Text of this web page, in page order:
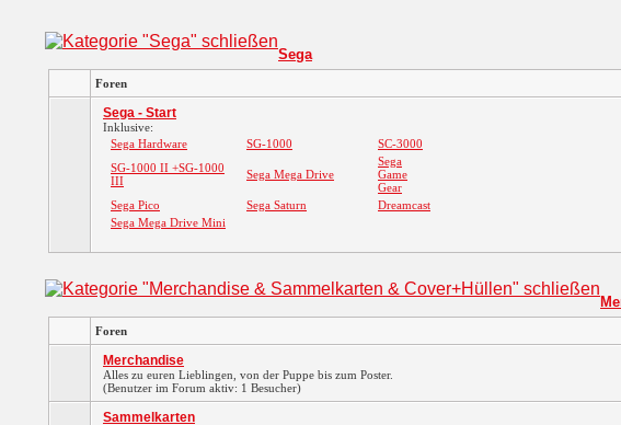
Sega
Foren
Sega - Start
Inklusive:
Sega Hardware
SG-1000
SC-3000
SG-1000 II +SG-1000
III
Sega Mega Drive
Sega
Game
Gear
Sega Pico
Sega Saturn
Dreamcast
Sega Mega Drive Mini
Foren
Merchandise
Alles zu euren Lieblingen, von der Puppe bis zum Poster.
(Benutzer im Forum aktiv: 1 Besucher)
Sammelkarten